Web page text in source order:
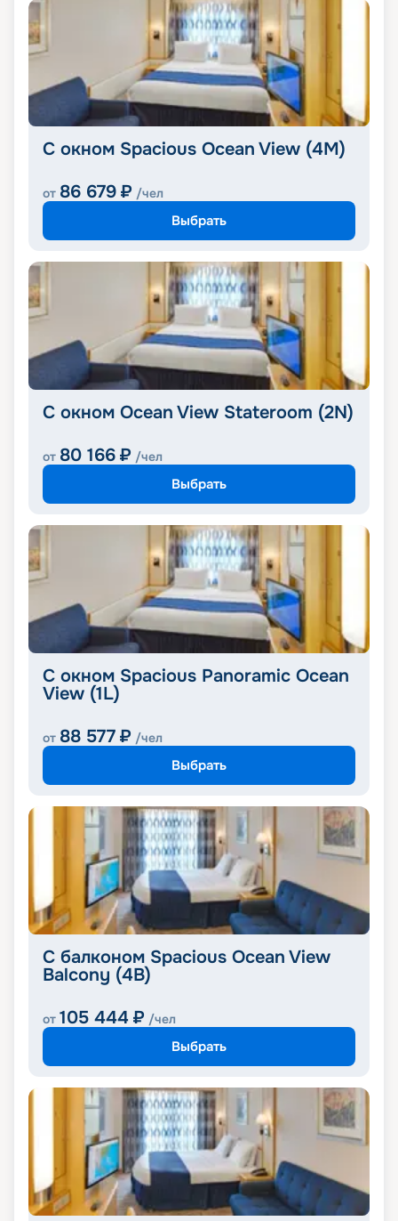
С окном Spacious Ocean View (4M)
от 86 679 ₽ /чел
Выбрать
С окном Ocean View Stateroom (2N)
от 80 166 ₽ /чел
Выбрать
С окном Spacious Panoramic Ocean
View (1L)
от 88 577 ₽ /чел
Выбрать
С балконом Spacious Ocean View
Balcony (4B)
от 105 444 ₽ /чел
Выбрать